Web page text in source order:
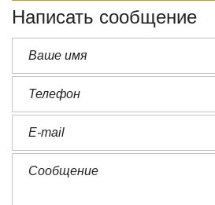
Написать сообщение